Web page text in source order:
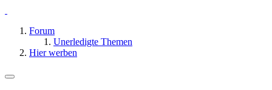
Forum
Unerledigte Themen
Hier werben